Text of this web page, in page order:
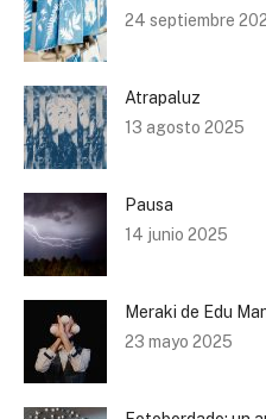
24 septiembre
Atrapaluz
13 agosto 2025
Pausa
14 junio 2025
Meraki de Edu
23 mayo 2025